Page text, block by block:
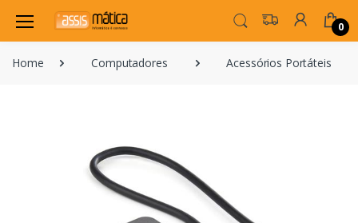
0
Home Computadores Acessórios Portáteis